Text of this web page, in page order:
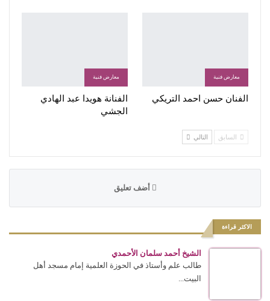
معارض فنية
الفنان حسن احمد التريكي
معارض فنية
الفنانة هويدا عبد الهادي
الجشي
السابق التالي
أضف تعليق
الاكثر قراءة
الشيخ أحمد سلمان الأحمدي
طالب علم وأستاذ في الحوزة العلمية إمام مسجد أهل
البيت...